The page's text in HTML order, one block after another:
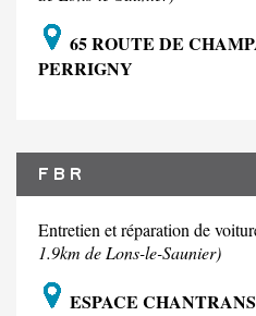
65 ROUTE DE
PERRIGNY
F B R
Entretien et réparation de
1.9km de Lons-le-Saunier)
ESPACE